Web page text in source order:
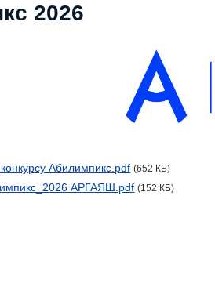
2026
Абилимпикс.pdf (652 КБ)
АРГАЯШ.pdf (152 КБ)